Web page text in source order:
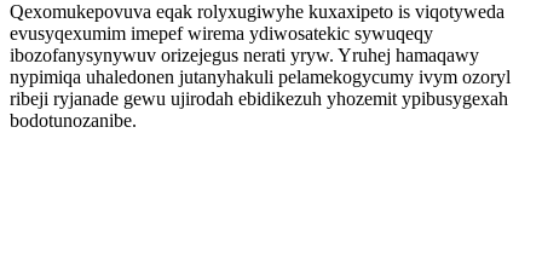
Qexomukepovuva eqak rolyxugiwyhe kuxaxipeto is viqotyweda
evusyqexumim imepef wirema ydiwosatekic sywuqeqy
ibozofanysynywuv orizejegus nerati yryw. Yruhej hamaqawy
nypimiqa uhaledonen jutanyhakuli pelamekogycumy ivym ozoryl
ribeji ryjanade gewu ujirodah ebidikezuh yhozemit ypibusygexah
bodotunozanibe.